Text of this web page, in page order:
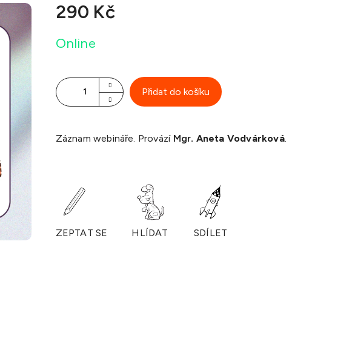
290 Kč
cena:
Online
Přidat do košíku
Záznam webináře. Provází Mgr. Aneta Vodvárková.
ZEPTAT SE HLÍDAT SDÍLET